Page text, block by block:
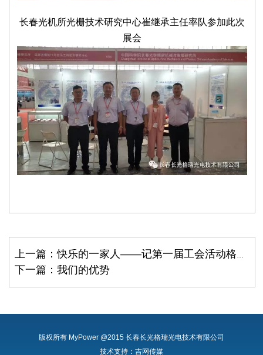
长春光机所光栅技术研究中心崔继承主任率队参加此次
展会
上一篇：快乐的一家人——记第一届工会活动格瑞篇
下一篇：我们的优势
版权所有 MyPower @2015 长春长光格瑞光电技术有限公司
技术支持： 吉网传媒